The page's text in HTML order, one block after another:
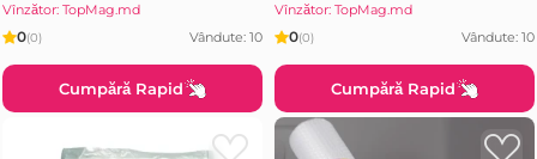
Vînzător: TopMag.md
0(0) Vândute: 10
Cumpără Rapid
Vînzător: TopMag.md
0(0) Vândute: 10
Cumpără Rapid